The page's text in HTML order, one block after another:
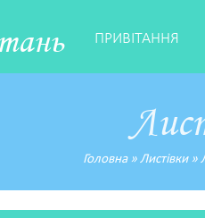
ПРИВІТАННЯ
Головна» Листівки»